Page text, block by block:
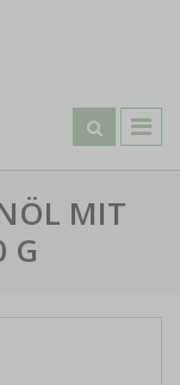
MIT
G